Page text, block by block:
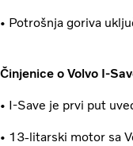
• Potrošnja goriva
Činjenice o Volvo I-
• I-Save je prvi put
• 13-litarski motor sa